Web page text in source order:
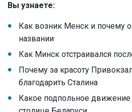
Вы узнаете:
Как возник Менск и почему
названии
Как Минск отстраивался
Почему за красоту
благодарить Сталина
Какое подпольное